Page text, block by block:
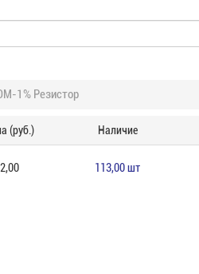
1% Резистор
(руб.) Наличие
2,00 113,00 шт